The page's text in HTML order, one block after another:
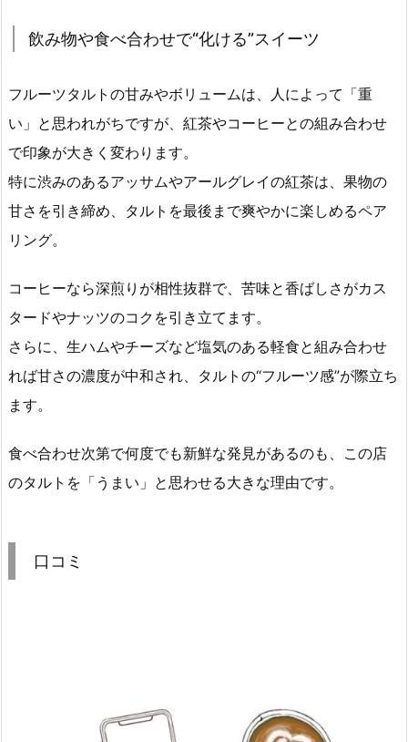
飲み物や食べ合わせで“化ける”スイーツ
フルーツタルトの甘みやボリュームは、人によって「重
い」と思われがちですが、紅茶やコーヒーとの組み合わせ
で印象が大きく変わります。
特に渋みのあるアッサムやアールグレイの紅茶は、果物の
甘さを引き締め、タルトを最後まで爽やかに楽しめるペア
リング。
コーヒーなら深煎りが相性抜群で、苦味と香ばしさがカス
タードやナッツのコクを引き立てます。
さらに、生ハムやチーズなど塩気のある軽食と組み合わせ
れば甘さの濃度が中和され、タルトの“フルーツ感”が際立ち
ます。
食べ合わせ次第で何度でも新鮮な発見があるのも、この店
のタルトを「うまい」と思わせる大きな理由です。
口コミ